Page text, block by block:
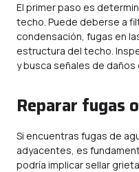
El primer paso es
techo. Puede deberse a
condensación, fugas en
estructura del techo.
y busca señales de
Reparar fugas
Si encuentras fugas de
adyacentes, es
podría implicar sellar